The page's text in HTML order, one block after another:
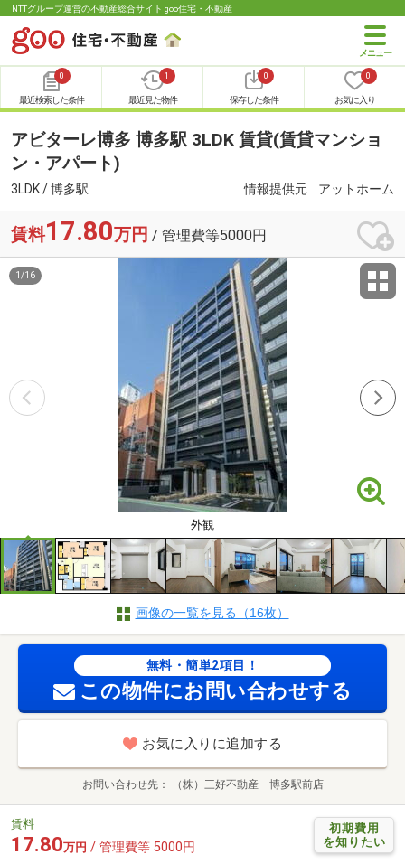
NTTグループ運営の不動産総合サイト goo住宅・不動産
0
最近検索した条件
1
最近見た物件
0
保存した条件
0
お気に入り
アビターレ博多 博多駅 3LDK 賃貸(賃貸マンショ
ン・アパート)
3LDK / 博多駅 情報提供元 アットホーム
賃料17.80万円 / 管理費等5000円
外観
1 /16
画像の一覧を見る（16枚）
無料・簡単2項目！
この物件にお問い合わせする
お気に入りに追加する
お問い合わせ先 （株）三好不動産 博多駅前店
初期費用
を知りたい
賃料
17.80万円 / 管理費等 5000円